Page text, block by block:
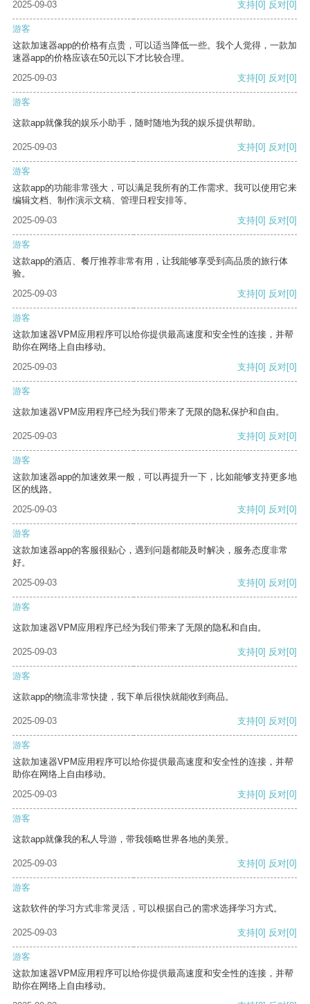
2025-09-03 支持[0] 反对[0]
游客
这款加速器app的价格有点贵，可以适当降低一些。我个人觉得，一款加
速器app的价格应该在50元以下才比较合理。
2025-09-03
支持[0] 反对[0]
游客
这款app就像我的娱乐小助手，随时随地为我的娱乐提供帮助。
2025-09-03 支持[0] 反对[0]
游客
这款app的功能非常强大，可以满足我所有的工作需求。我可以使用它来
编辑文档、制作演示文稿、管理日程安排等。
2025-09-03
支持[0] 反对[0]
游客
这款app的酒店、餐厅推荐非常有用，让我能够享受到高品质的旅行体
验。
2025-09-03
支持[0] 反对[0]
游客
这款加速器VPM应用程序可以给你提供最高速度和安全性的连接，并帮
助你在网络上自由移动。
2025-09-03
支持[0] 反对[0]
游客
这款加速器VPM应用程序已经为我们带来了无限的隐私保护和自由。
2025-09-03 支持[0] 反对[0]
游客
这款加速器app的加速效果一般，可以再提升一下，比如能够支持更多地
区的线路。
2025-09-03
支持[0] 反对[0]
游客
这款加速器app的客服很贴心，遇到问题都能及时解决，服务态度非常
好。
2025-09-03
支持[0] 反对[0]
游客
这款加速器VPM应用程序已经为我们带来了无限的隐私和自由。
2025-09-03 支持[0] 反对[0]
游客
这款app的物流非常快捷，我下单后很快就能收到商品。
2025-09-03 支持[0] 反对[0]
游客
这款加速器VPM应用程序可以给你提供最高速度和安全性的连接，并帮
助你在网络上自由移动。
2025-09-03
支持[0] 反对[0]
游客
这款app就像我的私人导游，带我领略世界各地的美景。
2025-09-03 支持[0] 反对[0]
游客
这款软件的学习方式非常灵活，可以根据自己的需求选择学习方式。
2025-09-03 支持[0] 反对[0]
游客
这款加速器VPM应用程序可以给你提供最高速度和安全性的连接，并帮
助你在网络上自由移动。